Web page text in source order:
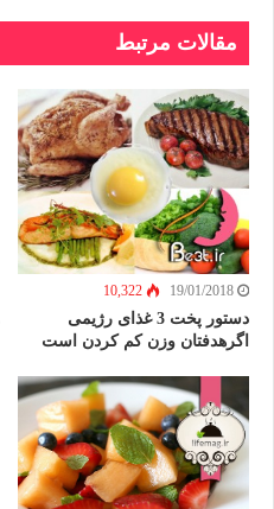
مقالات مرتبط
19/01/2018
10,322
دستور پخت 3 غذای رژیمی
اگرهدفتان وزن کم کردن است